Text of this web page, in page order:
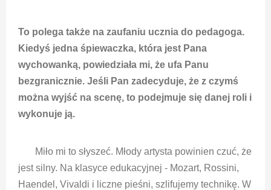
To polega także na zaufaniu ucznia do pedagoga.
Kiedyś jedna śpiewaczka, która jest Pana
wychowanką, powiedziała mi, że ufa Panu
bezgranicznie. Jeśli Pan zadecyduje, że z czymś
można wyjść na scenę, to podejmuje się danej roli i
wykonuje ją.
Miło mi to słyszeć. Młody artysta powinien czuć, że
jest silny. Na klasyce edukacyjnej - Mozart, Rossini,
Haendel, Vivaldi i liczne pieśni, szlifujemy technikę. W